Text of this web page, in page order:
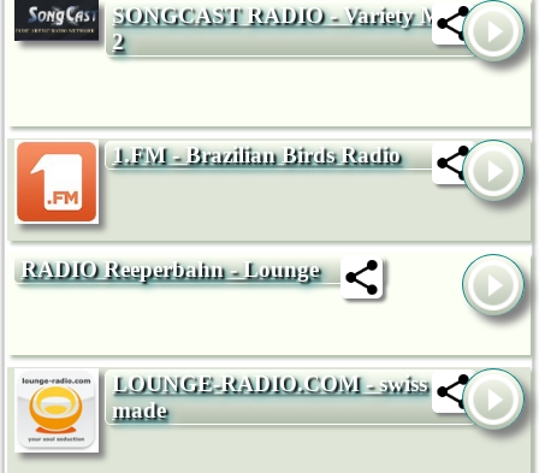
SONGCAST RADIO - Variety Mix
2
1.FM - Brazilian Birds Radio
RADIO Reeperbahn - Lounge
LOUNGE-RADIO.COM - swiss
made